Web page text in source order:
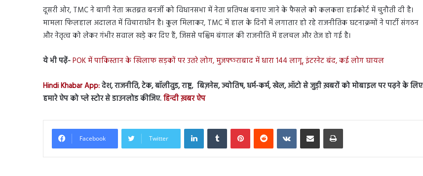
दूसरी ओर, TMC ने बागी नेता ऋतब्रत बनर्जी को विधानसभा में नेता प्रतिपक्ष बनाए जाने के फैसले को कलकत्ता हाईकोर्ट में चुनौती दी है।
मामला फिलहाल अदालत में विचाराधीन है। कुल मिलाकर, TMC में हाल के दिनों में लगातार हो रहे राजनीतिक घटनाक्रमों ने पार्टी संगठन
और नेतृत्व को लेकर गंभीर सवाल खड़े कर दिए हैं, जिससे पश्चिम बंगाल की राजनीति में हलचल और तेज हो गई है।
ये भी पढ़ें-POK में पाकिस्तान के खिलाफ सड़कों पर उतरे लोग, मुजफ्फराबाद में धारा 144 लागू, इंटरनेट बंद, कई लोग घायल
Hindi Khabar App:देश, राजनीति, टेक, बॉलीवुड, राष्ट्र, बिज़नेस, ज्योतिष, धर्म-कर्म, खेल, ऑटो से जुड़ी ख़बरों को मोबाइल पर पढ़ने के लिए
हमारे ऐप को प्ले स्टोर से डाउनलोड कीजिए.हिन्दी ख़बर ऐप
Facebook Twitter
LinkedInTumblr PinterestReddit VKontakteShare via Email Print